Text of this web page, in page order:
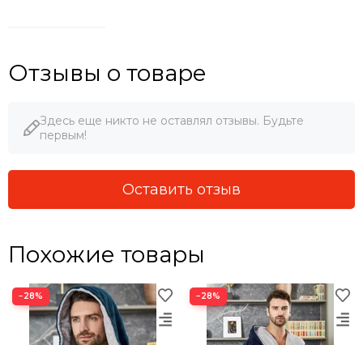
Отзывы о товаре
Здесь еще никто не оставлял отзывы. Будьте
первым!
Оставить отзыв
Похожие товары
−28% −28%